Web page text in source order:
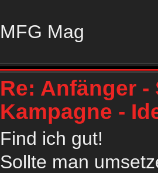
MFG Mag
Re: Anfänger
Kampagne -
Find ich gut!
Sollte man